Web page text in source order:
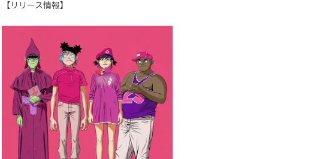
【リリース情報】